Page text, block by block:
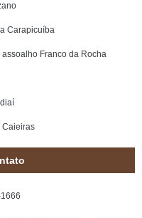
Carapicuíba
Franco da Rocha
Caieiras
Biritiba Mirim
Rio Grande da Serra